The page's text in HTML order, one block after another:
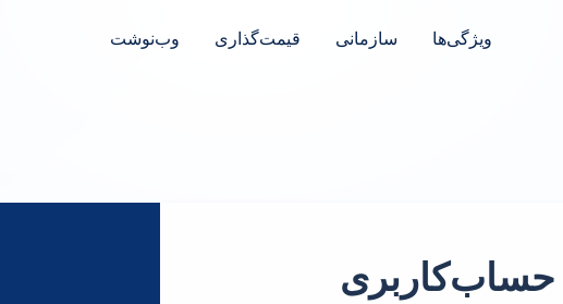
ویژگی‌ها سازمانی قیمت‌گذاری وب‌نوشت
حساب‌کاربری